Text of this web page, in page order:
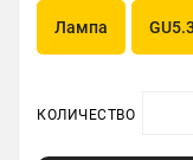
Лампа GU5.3
КОЛИЧЕСТВО